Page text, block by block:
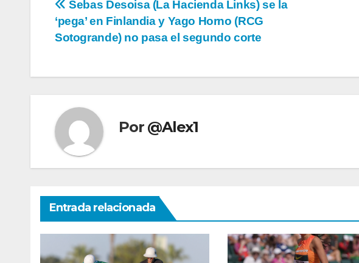
Navegación
de
Sebas Desoisa (La Hacienda Links) se la
‘pega’ en Finlandia y Yago Horno (RCG
Sotogrande) no pasa el segundo corte
Por @Alex1
Entrada relacionada